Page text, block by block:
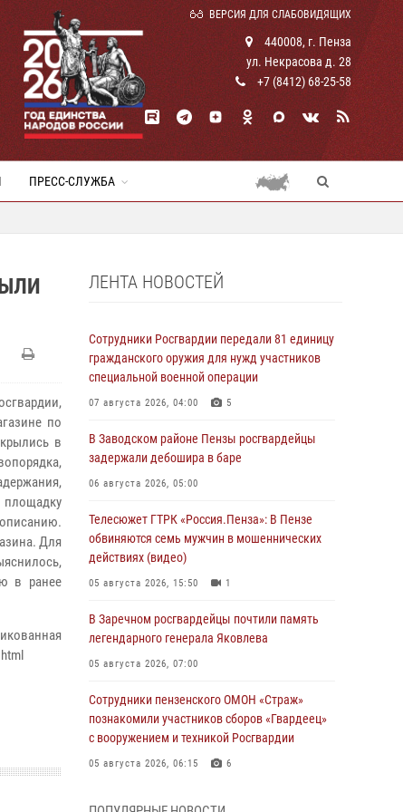
ВЕРСИЯ ДЛЯ СЛАБОВИДЯЩИХ
440008, г. Пенза
ул. Некрасова д. 28
+7 (8412) 68-25-58
ПРЕСС-СЛУЖБА
по
в
Для
в ранее
ЛЕНТА НОВОСТЕЙ
Сотрудники Росгвардии передали 81 единицу
гражданского оружия для нужд участников
специальной военной операции
07 августа 2026, 04:00 5
В Заводском районе Пензы росгвардейцы
задержали дебошира в баре
06 августа 2026, 05:00
Телесюжет ГТРК «Россия.Пенза»: В Пензе
обвиняются семь мужчин в мошеннических
действиях (видео)
05 августа 2026, 15:50 1
В Заречном росгвардейцы почтили память
легендарного генерала Яковлева
05 августа 2026, 07:00
Сотрудники пензенского ОМОН «Страж»
познакомили участников сборов «Гвардеец»
с вооружением и техникой Росгвардии
05 августа 2026, 06:15 6